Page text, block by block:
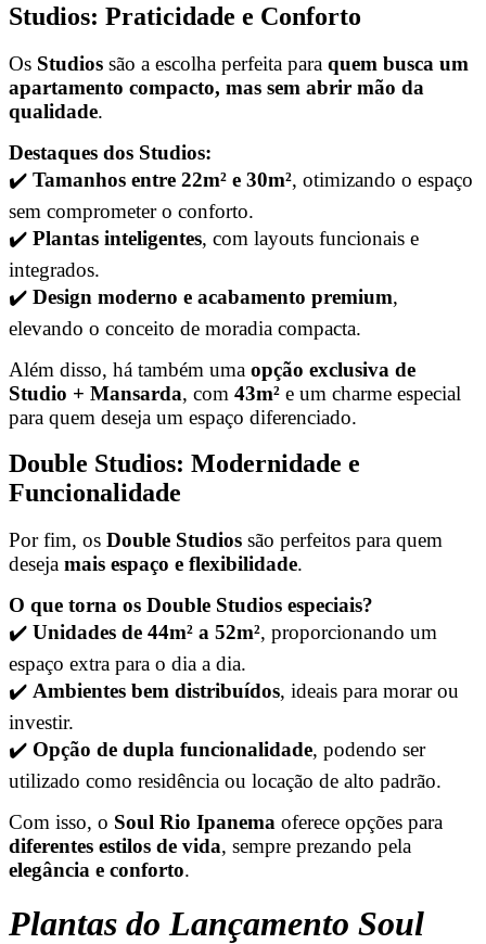
Studios: Praticidade e Conforto
Os Studios são a escolha perfeita para quem busca um
apartamento compacto, mas sem abrir mão da
qualidade.
Destaques dos Studios:
✔️ Tamanhos entre 22m² e 30m², otimizando o espaço
sem comprometer o conforto.
✔️ Plantas inteligentes, com layouts funcionais e
integrados.
✔️ Design moderno e acabamento premium,
elevando o conceito de moradia compacta.
Além disso, há também uma opção exclusiva de
Studio + Mansarda, com 43m² e um charme especial
para quem deseja um espaço diferenciado.
Double Studios: Modernidade e
Funcionalidade
Por fim, os Double Studios são perfeitos para quem
deseja mais espaço e flexibilidade.
O que torna os Double Studios especiais?
✔️ Unidades de 44m² a 52m², proporcionando um
espaço extra para o dia a dia.
✔️ Ambientes bem distribuídos, ideais para morar ou
investir.
✔️ Opção de dupla funcionalidade, podendo ser
utilizado como residência ou locação de alto padrão.
Com isso, o Soul Rio Ipanema oferece opções para
diferentes estilos de vida, sempre prezando pela
elegância e conforto.
Plantas do Lançamento Soul